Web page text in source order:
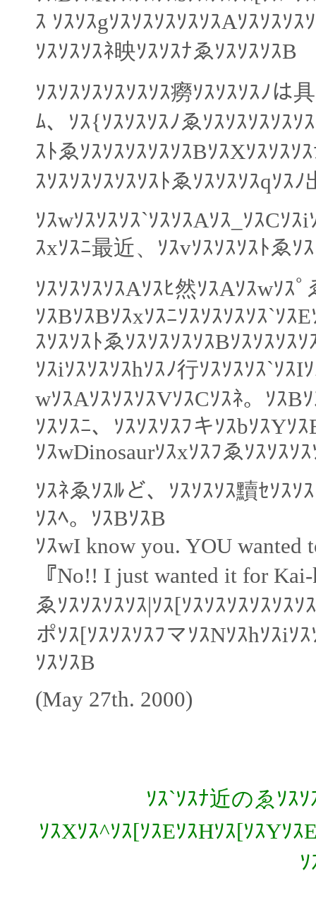
ｽ ｿｽｿｽgｿｽｿｽｿｽｿｽｿｽAｿｽｿｽｿ
ｿｽｿｽｿｽﾈ映ｿｽｿｽﾅゑｿｽｿｽｿｽB
ｿｽｿｽｿｽｿｽｿｽｿｽ癆ｿｽｿｽｿｽﾉは
ﾑ、ｿｽ{ｿｽｿｽｿｽﾉゑｿｽｿｽｿｽｿｽｿ
ｽﾄゑｿｽｿｽｿｽｿｽｿｽBｿｽXｿｽｿｽｿ
ｽｿｽｿｽｿｽｿｽｿｽﾄゑｿｽｿｽｿｽqｿｽ
ｿｽwｿｽｿｽｿｽ`ｿｽｿｽAｿｽ_ｿｽCｿｽ
ｽxｿｽﾆ最近、ｿｽvｿｽｿｽｿｽﾄゑｿ
ｿｽｿｽｿｽｿｽAｿｽﾋ然ｿｽAｿｽwｿｽ
ｿｽBｿｽBｿｽxｿｽﾆｿｽｿｽｿｽｿｽ`ｿｽ
ｽｿｽｿｽﾄゑｿｽｿｽｿｽｿｽBｿｽｿｽｿｽ
ｿｽiｿｽｿｽｿｽhｿｽﾉ行ｿｽｿｽｿｽ`ｿｽI
wｿｽAｿｽｿｽｿｽVｿｽCｿｽﾈ。ｿｽB
ｿｽｿｽﾆ、ｿｽｿｽｿｽﾌキｿｽbｿｽYｿ
ｿｽwDinosaurｿｽxｿｽﾌゑｿｽｿｽｿ
ｿｽﾈゑｿｽﾙど、ｿｽｿｽｿｽ黷ｾｿｽｿ
ｿｽﾍ。ｿｽBｿｽB
ｿｽwI know you. YOU wanted
『No!! I just wanted it for
ゑｿｽｿｽｿｽｿｽ|ｿｽ[ｿｽｿｽｿｽｿｽｿｽ
ポｿｽ[ｿｽｿｽｿｽﾌマｿｽNｿｽhｿｽiｿ
ｿｽｿｽB
(May 27th. 2000)
ｿｽ`ｿｽﾅ近のゑｿｽ
ｿｽXｿｽ^ｿｽ[ｿｽEｿｽHｿｽ[ｿｽYｿｽ